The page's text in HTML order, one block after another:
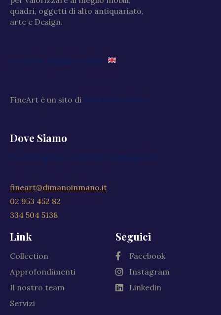
quadri, oggetti di alto antiquariato,
arte e Design.
Go to the English website
FineArt è un sito di Di Mano in Mano
Dove Siamo
Via XXV Aprile, 59, 20040 Cambiago MI
fineart@dimanoinmano.it
02 953 452 82
334 504 5138
Link
Collection
Approfondimenti
Il nostro team
Servizi
Seguici
Facebook
Instagram
Linkedin